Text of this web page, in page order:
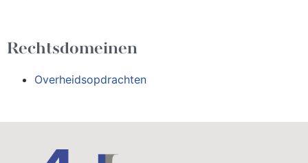
Rechtsdomeinen
Overheidsopdrachten